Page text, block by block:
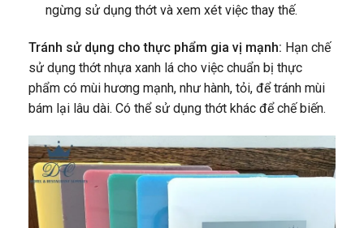
ngừng sử dụng thớt và xem xét việc thay thế.
Tránh sử dụng cho thực phẩm gia vị mạnh: Hạn chế
sử dụng thớt nhựa xanh lá cho việc chuẩn bị thực
phẩm có mùi hương mạnh, như hành, tỏi, để tránh mùi
bám lại lâu dài. Có thể sử dụng thớt khác để chế biến.